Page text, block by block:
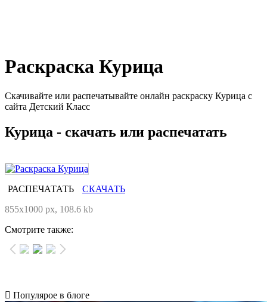
Раскраска Курица
Скачивайте или распечатывайте онлайн раскраску Курица с
сайта Детский Класс
Курица - скачать или распечатать
РАСПЕЧАТАТЬ
СКАЧАТЬ
855x1000 px, 108.6 kb
Смотрите также:
Популярое в блоге